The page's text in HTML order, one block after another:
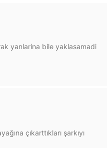
yanlarina bile yaklasamadi
çıkarttıkları şarkıyı